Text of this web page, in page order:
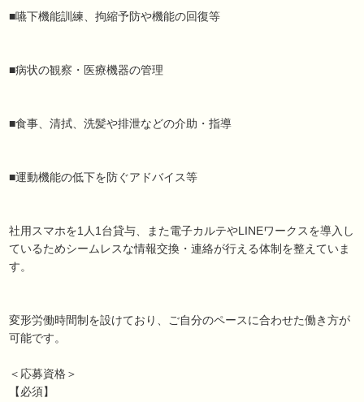
■嚥下機能訓練、拘縮予防や機能の回復等
■病状の観察・医療機器の管理
■食事、清拭、洗髪や排泄などの介助・指導
■運動機能の低下を防ぐアドバイス等
社用スマホを1人1台貸与、また電子カルテやLINEワークスを導入し
ているためシームレスな情報交換・連絡が行える体制を整えていま
す。
変形労働時間制を設けており、ご自分のペースに合わせた働き方が
可能です。
＜応募資格＞
【必須】